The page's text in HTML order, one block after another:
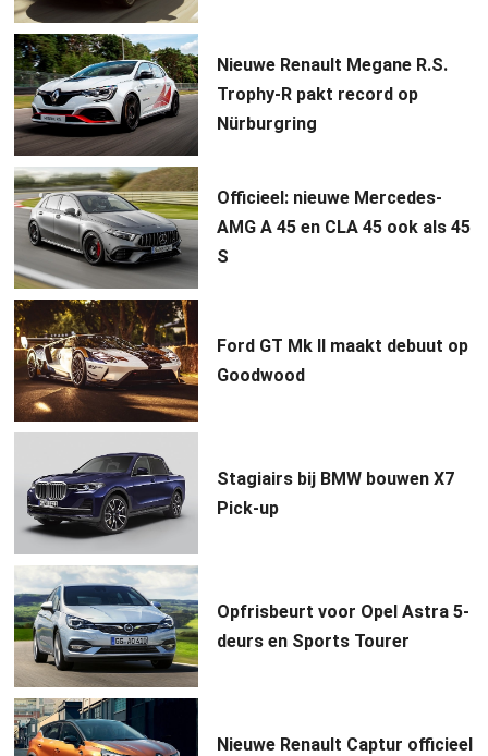
Nieuwe Renault Megane R.S.
Trophy-R pakt record op
Nürburgring
Officieel: nieuwe Mercedes-
AMG A 45 en CLA 45 ook als 45
S
Ford GT Mk II maakt debuut op
Goodwood
Stagiairs bij BMW bouwen X7
Pick-up
Opfrisbeurt voor Opel Astra 5-
deurs en Sports Tourer
Nieuwe Renault Captur officieel